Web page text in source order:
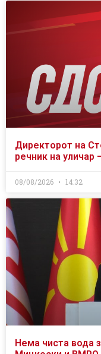
Директорот на
речник на уличар
08/08/2026 14:32
Нема чиста вода